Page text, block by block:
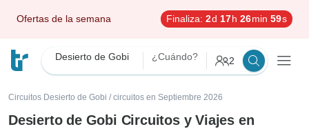
Ofertas de la semana Finaliza: 2d 17h 26min 58s
Desierto de Gobi ¿Cuándo? 2
Circuitos Desierto de Gobi / circuitos en Septiembre 2026
Desierto de Gobi Circuitos y Viajes en